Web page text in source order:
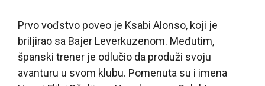
Prvo vođstvo poveo je Ksabi Alonso, koji je
briljirao sa Bajer Leverkuzenom. Međutim,
španski trener je odlučio da produži svoju
avanturu u svom klubu. Pomenuta su i imena